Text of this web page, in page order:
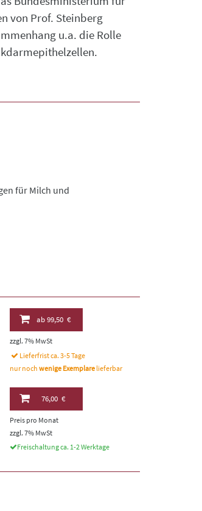
von Prof. Steinberg
u.a. die Rolle
für Milch und
ab99,50 €
zzgl. 7% MwSt
Lieferfrist ca. 3-5 Tage
nur nochwenige Exemplare lieferbar
76,00 €
Preis pro Monat
zzgl. 7% MwSt
Freischaltung ca. 1-2 Werktage